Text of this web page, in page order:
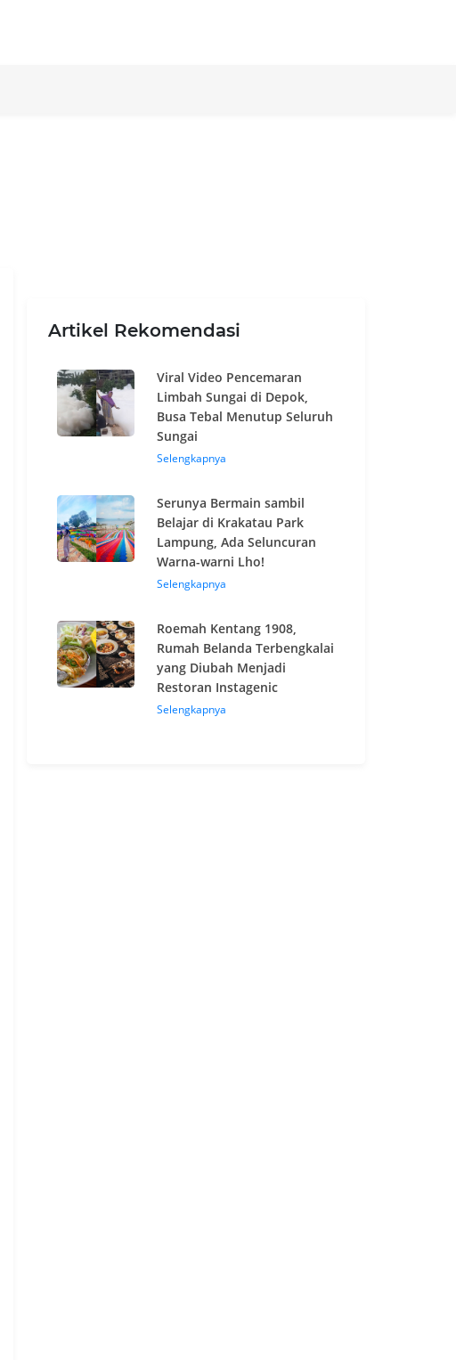
Artikel Rekomendasi
Viral Video Pencemaran
Limbah Sungai di Depok,
Busa Tebal Menutup Seluruh
Sungai
Selengkapnya
Serunya Bermain sambil
Belajar di Krakatau Park
Lampung, Ada Seluncuran
Warna-warni Lho!
Selengkapnya
Roemah Kentang 1908,
Rumah Belanda Terbengkalai
yang Diubah Menjadi
Restoran Instagenic
Selengkapnya